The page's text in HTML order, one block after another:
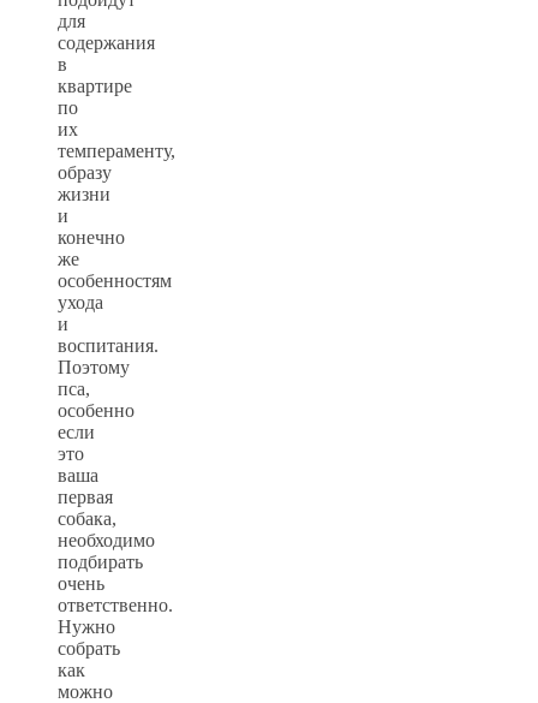
для
содержания
в
квартире
по
их
темпераменту,
образу
жизни
и
конечно
же
особенностям
ухода
и
воспитания.
Поэтому
пса,
особенно
если
это
ваша
первая
собака,
необходимо
подбирать
очень
ответственно.
Нужно
собрать
как
можно